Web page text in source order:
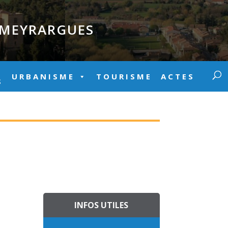
URBANISME TOURISME ACTES
INFOS UTILES